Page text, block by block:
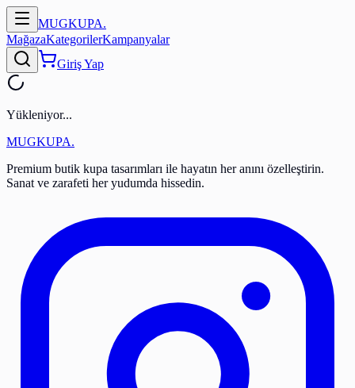
MUGKUPA.
MağazaKategorilerKampanyalar
Giriş Yap
Yükleniyor...
MUGKUPA.
Premium butik kupa tasarımları ile hayatın her anını özelleştirin.
Sanat ve zarafeti her yudumda hissedin.